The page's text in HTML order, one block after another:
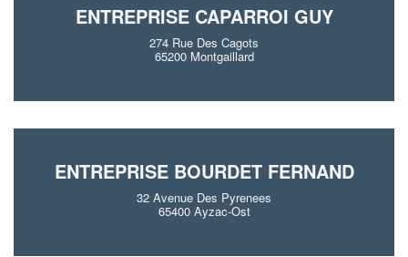
ENTREPRISE CAPARROI GUY
274 Rue Des Cagots
65200 Montgaillard
ENTREPRISE BOURDET FERNAND
32 Avenue Des Pyrenees
65400 Ayzac-Ost